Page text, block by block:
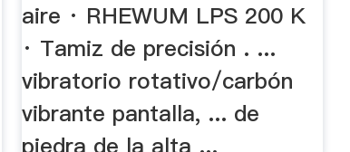
aire · RHEWUM LPS 200 K
· Tamiz de precisión . ...
vibratorio rotativo/carbón
vibrante pantalla, ... de